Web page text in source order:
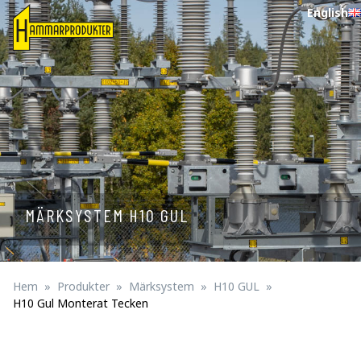
English
MÄRKSYSTEM H10 GUL
Hem Produkter Märksystem
H10 GUL
H10 Gul Monterat Tecken